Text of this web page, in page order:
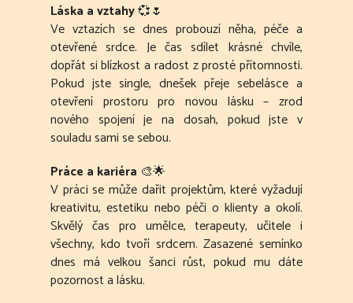
Láska a vztahy💞🌷
Ve vztazích se dnes probouzí něha, péče a
otevřené srdce. Je čas sdílet krásné chvíle,
dopřát si blízkost a radost z prosté přítomnosti.
Pokud jste single, dnešek přeje sebelásce a
otevření prostoru pro novou lásku – zrod
nového spojení je na dosah, pokud jste v
souladu sami se sebou.
Práce a kariéra 🎨🌟
V práci se může dařit projektům, které vyžadují
kreativitu, estetiku nebo péči o klienty a okolí.
Skvělý čas pro umělce, terapeuty, učitele i
všechny, kdo tvoří srdcem. Zasazené semínko
dnes má velkou šanci růst, pokud mu dáte
pozornost a lásku.